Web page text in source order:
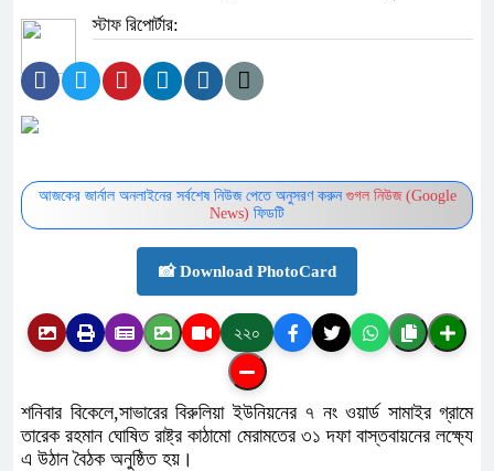
স্টাফ রিপোর্টার:
আজকের জার্নাল অনলাইনের সর্বশেষ নিউজ পেতে অনুসরণ করুন গুগল নিউজ (Google
News) ফিডটি
📸 Download PhotoCard
২২০
শনিবার বিকেলে,সাভারের বিরুলিয়া ইউনিয়নের ৭ নং ওয়ার্ড সামাইর গ্রামে
তারেক রহমান ঘোষিত রাষ্ট্র কাঠামো মেরামতের ৩১ দফা বাস্তবায়নের লক্ষ্যে
এ উঠান বৈঠক অনুষ্ঠিত হয়।